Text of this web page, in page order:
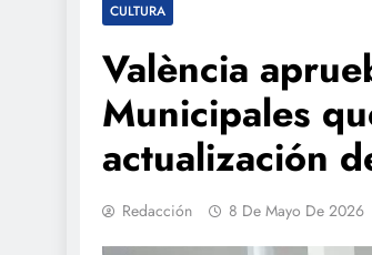
CULTURA
València
Municipales
actualización
Redacción 8 De Mayo De 2026